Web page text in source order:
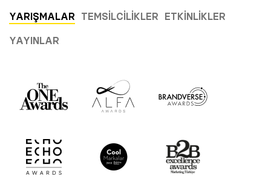
YARIŞMALAR TEMSILCILIKLER ETKINLIKLER
YAYINLAR